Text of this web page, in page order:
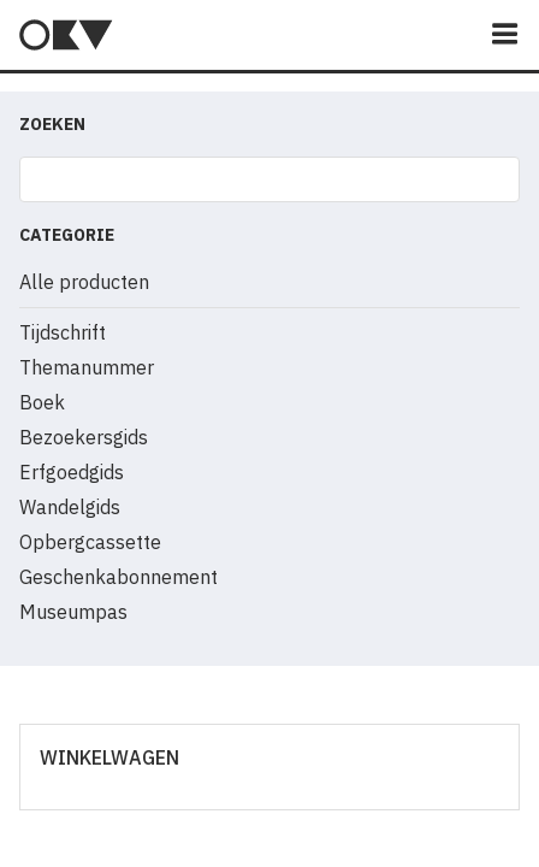
ZOEKEN
CATEGORIE
Alle producten
Tijdschrift
Themanummer
Boek
Bezoekersgids
Erfgoedgids
Wandelgids
Opbergcassette
Geschenkabonnement
Museumpas
WINKELWAGEN